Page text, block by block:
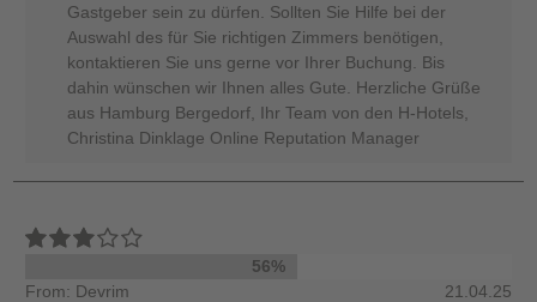
Gastgeber sein zu dürfen. Sollten Sie Hilfe bei der
Auswahl des für Sie richtigen Zimmers benötigen,
kontaktieren Sie uns gerne vor Ihrer Buchung. Bis
dahin wünschen wir Ihnen alles Gute. Herzliche Grüße
aus Hamburg Bergedorf, Ihr Team von den H-Hotels,
Christina Dinklage Online Reputation Manager
56%
From: Devrim
21.04.25